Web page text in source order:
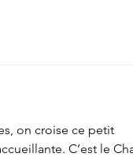
on croise ce petit
C’est le